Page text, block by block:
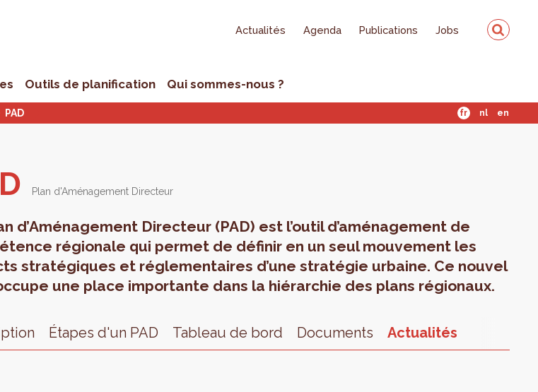
Actualités Agenda Publications Jobs
Outils de planification Qui sommes-nous ?
PAD fr nl en
Plan d'Aménagement Directeur
d’Aménagement Directeur (PAD) est l’outil d’aménagement de
régionale qui permet de définir en un seul mouvement les
stratégiques et réglementaires d’une stratégie urbaine. Ce nouvel
une place importante dans la hiérarchie des plans régionaux.
Étapes d'un PAD Tableau de bord Documents Actualités